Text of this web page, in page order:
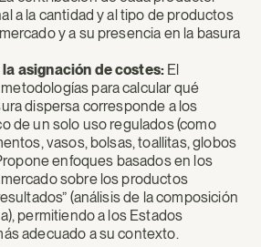
a la cantidad y al tipo de productos
y a su presencia en la basura
asignación de costes: El
para calcular qué
dispersa corresponde a los
de un solo uso regulados (como
vasos, bolsas, toallitas, globos
enfoques basados en los
mercado sobre los productos
(análisis de la composición
permitiendo a los Estados
adecuado a su contexto.